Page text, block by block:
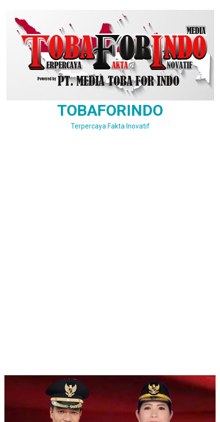
content
TOBAFORINDO
Terpercaya Fakta Inovatif